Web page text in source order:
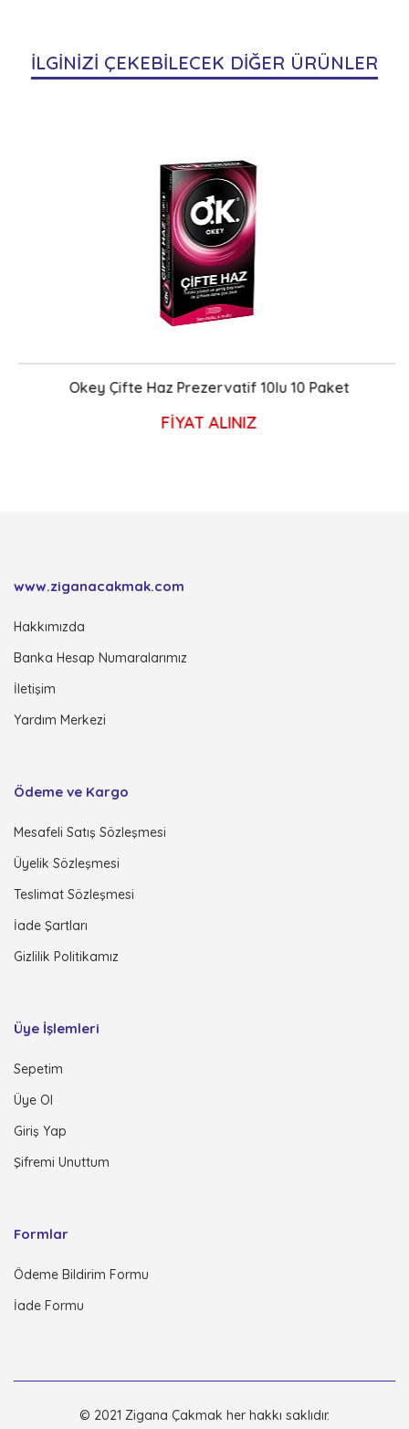
İLGİNİZİ ÇEKEBİLECEK DİĞER ÜRÜNLER
Okey Çifte Haz Prezervatif 10lu 10 Paket
FİYAT ALINIZ
www.ziganacakmak.com
Hakkımızda
Banka Hesap Numaralarımız
İletişim
Yardım Merkezi
Ödeme ve Kargo
Mesafeli Satış Sözleşmesi
Üyelik Sözleşmesi
Teslimat Sözleşmesi
İade Şartları
Gizlilik Politikamız
Üye İşlemleri
Sepetim
Üye Ol
Giriş Yap
Şifremi Unuttum
Formlar
Ödeme Bildirim Formu
İade Formu
© 2021 Zigana Çakmak her hakkı saklıdır.